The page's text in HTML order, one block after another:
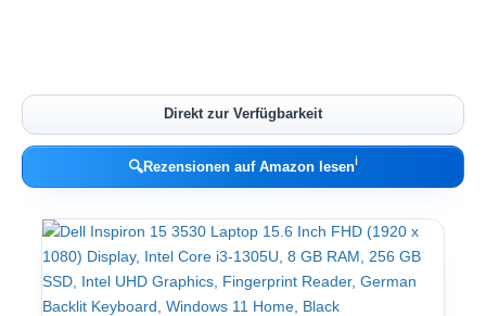
Direkt zur Verfügbarkeit
🔍Rezensionen auf Amazon lesenℹ︎